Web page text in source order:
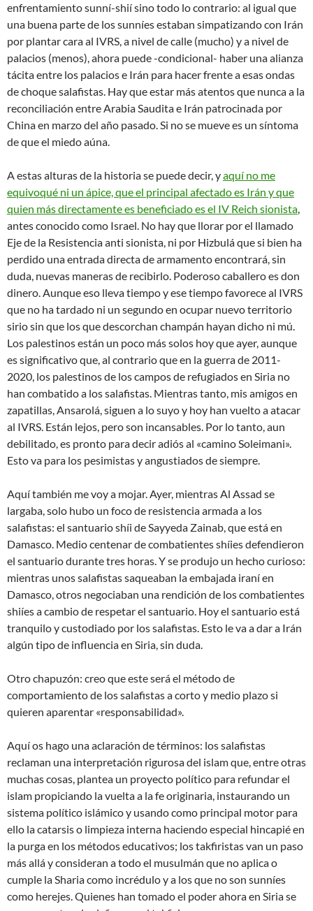
enfrentamiento sunní-shií sino todo lo contrario: al igual que
una buena parte de los sunníes estaban simpatizando con Irán
por plantar cara al IVRS, a nivel de calle (mucho) y a nivel de
palacios (menos), ahora puede -condicional- haber una alianza
tácita entre los palacios e Irán para hacer frente a esas ondas
de choque salafistas. Hay que estar más atentos que nunca a la
reconciliación entre Arabia Saudita e Irán patrocinada por
China en marzo del año pasado. Si no se mueve es un síntoma
de que el miedo aúna.
A estas alturas de la historia se puede decir, yaquí no me
equivoqué ni un ápice, que el principal afectado es Irán y que
quien más directamente es beneficiado es el IV Reich sionista,
antes conocido como Israel. No hay que llorar por el llamado
Eje de la Resistencia anti sionista, ni por Hizbulá que si bien ha
perdido una entrada directa de armamento encontrará, sin
duda, nuevas maneras de recibirlo. Poderoso caballero es don
dinero. Aunque eso lleva tiempo y ese tiempo favorece al IVRS
que no ha tardado ni un segundo en ocupar nuevo territorio
sirio sin que los que descorchan champán hayan dicho ni mú.
Los palestinos están un poco más solos hoy que ayer, aunque
es significativo que, al contrario que en la guerra de 2011-
2020, los palestinos de los campos de refugiados en Siria no
han combatido a los salafistas. Mientras tanto, mis amigos en
zapatillas, Ansarolá, siguen a lo suyo y hoy han vuelto a atacar
al IVRS. Están lejos, pero son incansables. Por lo tanto, aun
debilitado, es pronto para decir adiós al «camino Soleimani».
Esto va para los pesimistas y angustiados de siempre.
Aquí también me voy a mojar. Ayer, mientras Al Assad se
largaba, solo hubo un foco de resistencia armada a los
salafistas: el santuario shíi de Sayyeda Zainab, que está en
Damasco. Medio centenar de combatientes shíies defendieron
el santuario durante tres horas. Y se produjo un hecho curioso:
mientras unos salafistas saqueaban la embajada iraní en
Damasco, otros negociaban una rendición de los combatientes
shiíes a cambio de respetar el santuario. Hoy el santuario está
tranquilo y custodiado por los salafistas. Esto le va a dar a Irán
algún tipo de influencia en Siria, sin duda.
Otro chapuzón: creo que este será el método de
comportamiento de los salafistas a corto y medio plazo si
quieren aparentar «responsabilidad».
Aquí os hago una aclaración de términos: los salafistas
reclaman una interpretación rigurosa del islam que, entre otras
muchas cosas, plantea un proyecto político para refundar el
islam propiciando la vuelta a la fe originaria, instaurando un
sistema político islámico y usando como principal motor para
ello la catarsis o limpieza interna haciendo especial hincapié en
la purga en los métodos educativos; los takfiristas van un paso
más allá y consideran a todo el musulmán que no aplica o
cumple la Sharia como incrédulo y a los que no son sunníes
como herejes. Quienes han tomado el poder ahora en Siria se